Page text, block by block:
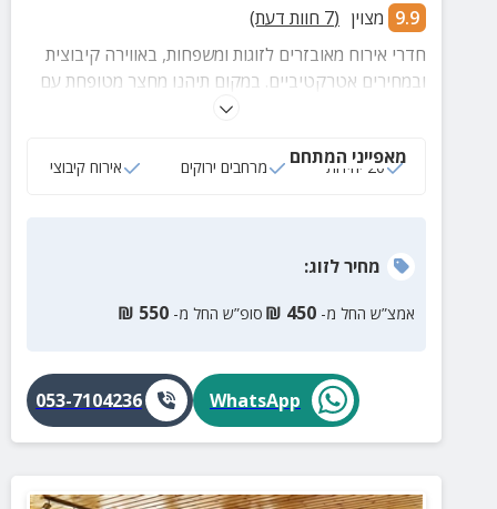
9.9 מצוין (
7 חוות דעת)
חדרי אירוח מאובזרים לזוגות ומשפחות, באווירה קיבוצית
ובמחירים אטרקטיביים. במקום תיהנו מחצר מטופחת עם
מדשאות ירוקות, עמדות מנגל, כניסה לבריכת השחיה של
מאפייני המתחם
20 יחידות מרחבים ירוקים אירוח קיבוצי
מחירלזוג:
אמצ”ש החל מ- 450
₪ סופ”ש החל מ- 550
₪
WhatsApp
053-7104236